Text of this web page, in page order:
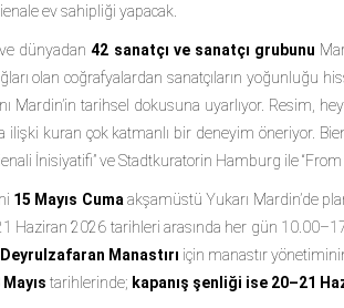
ev sahipliği yapacak.
ve dünyadan42 sanatçı ve sanatçı grubunu
olan coğrafyalardan sanatçıların yoğunluğu
Mardin’in tarihsel dokusuna uyarlıyor.
kuran çok katmanlı bir deneyim öneriyor.
İnisiyatifi” veStadtkuratorin Hamburg ile
15 Mayıs Cuma akşamüstü Yukarı Mardin’de
Haziran 2026 tarihleri arasında her gün
Deyrulzafaran Manastırı için manastır
tarihlerinde; kapanış şenliği ise 20–21